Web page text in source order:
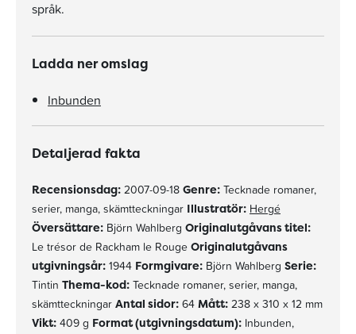
språk.
Ladda ner omslag
Inbunden
Detaljerad fakta
Recensionsdag: 2007-09-18 Genre: Tecknade romaner,
serier, manga, skämtteckningar Illustratör: Hergé
Översättare: Björn Wahlberg Originalutgåvans titel:
Le trésor de Rackham le Rouge Originalutgåvans
utgivningsår: 1944 Formgivare: Björn Wahlberg Serie:
Tintin Thema-kod: Tecknade romaner, serier, manga,
skämtteckningar Antal sidor: 64 Mått: 238 x 310 x 12 mm
Vikt: 409 g Format (utgivningsdatum): Inbunden,